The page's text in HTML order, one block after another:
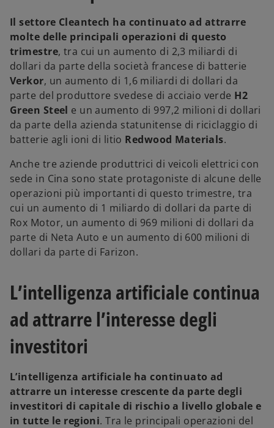
Il settore Cleantech ha continuato ad attrarre
molte delle principali operazioni di questo
trimestre, tra cui un aumento di 2,3 miliardi di
dollari da parte della società francese di batterie
Verkor, un aumento di 1,6 miliardi di dollari da
parte del produttore svedese di acciaio verde H2
Green Steel e un aumento di 997,2 milioni di dollari
da parte della azienda statunitense di riciclaggio di
batterie agli ioni di litio Redwood Materials.
Anche tre aziende produttrici di veicoli elettrici con
sede in Cina sono state protagoniste di alcune delle
operazioni più importanti di questo trimestre, tra
cui un aumento di 1 miliardo di dollari da parte di
Rox Motor, un aumento di 969 milioni di dollari da
parte di Neta Auto e un aumento di 600 milioni di
dollari da parte di Farizon.
L’intelligenza artificiale continua
ad attrarre l’interesse degli
investitori
L’intelligenza artificiale ha continuato ad
attrarre un interesse crescente da parte degli
investitori di capitale di rischio a livello globale e
in tutte le regioni. Tra le principali operazioni del